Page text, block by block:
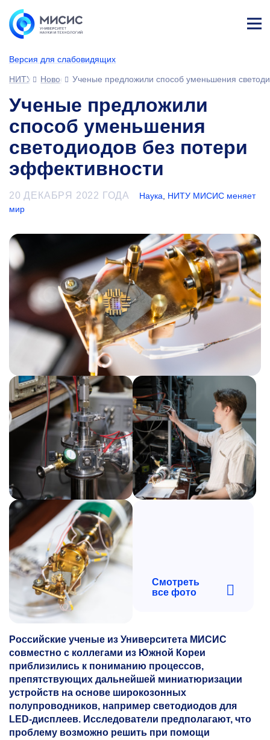
Версия для слабовидящих
ине
НИТУ МИСИС
НовостиУченые предложили способ уменьшения
Ученые предложили
способ уменьшения
светодиодов без потери
эффективности
20 ДЕКАБРЯ 2022 ГОДА Наука
НИТУ МИСИС меняет
мир
Смотреть
все фото
Российские ученые из Университета МИСИС
совместно с коллегами из Южной Кореи
приблизились к пониманию процессов,
препятствующих дальнейшей миниатюризации
устройств на основе широкозонных
полупроводников, например светодиодов для
LED-дисплеев. Исследователи предполагают, что
проблему возможно решить при помощи